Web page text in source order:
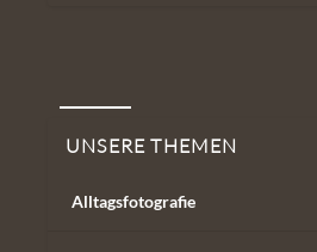
UNSERE THEMEN
Alltagsfotografie